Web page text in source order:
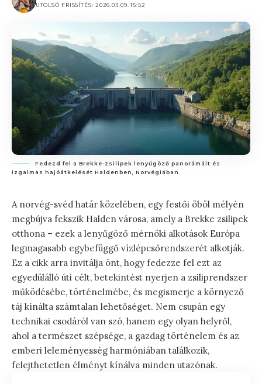
UTOLSÓ FRISSÍTÉS: 2026.03.09. 15:52
Fedezd fel a Brekke-zsilipek lenyűgöző panorámáit és
izgalmas hajóátkelését Haldenben, Norvégiában.
A norvég-svéd határ közelében, egy festői öböl mélyén
megbújva fekszik Halden városa, amely a Brekke zsilipek
otthona – ezek a lenyűgöző mérnöki alkotások Európa
legmagasabb egybefüggő vízlépcsőrendszerét alkotják.
Ez a cikk arra invitálja önt, hogy fedezze fel ezt az
egyedülálló úti célt, betekintést nyerjen a zsiliprendszer
működésébe, történelmébe, és megismerje a környező
táj kínálta számtalan lehetőséget. Nem csupán egy
technikai csodáról van szó, hanem egy olyan helyről,
ahol a természet szépsége, a gazdag történelem és az
emberi leleményesség harmóniában találkozik,
felejthetetlen élményt kínálva minden utazónak.